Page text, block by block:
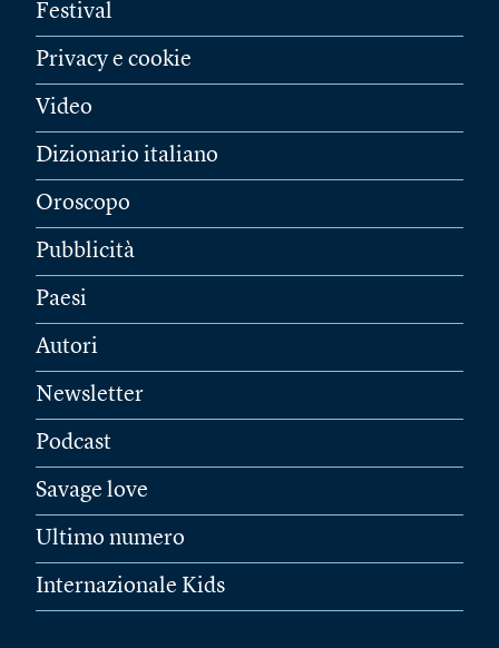
Festival
Privacy e cookie
Video
Dizionario italiano
Oroscopo
Pubblicità
Paesi
Autori
Newsletter
Podcast
Savage love
Ultimo numero
Internazionale Kids